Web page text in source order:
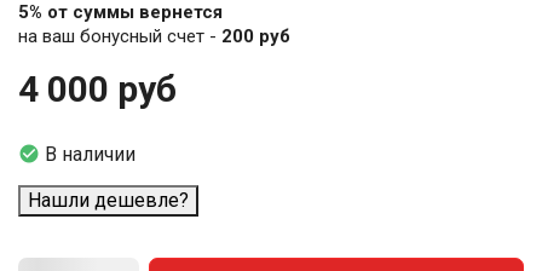
5% от суммы вернется
на ваш бонусный счет - 200 руб
4 000 руб
 В наличии
Нашли дешевле?